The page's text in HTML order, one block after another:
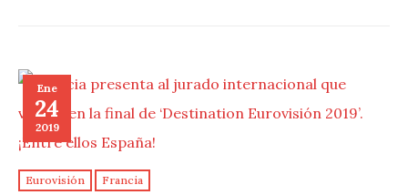
Ene
24
2019
Eurovisión Francia